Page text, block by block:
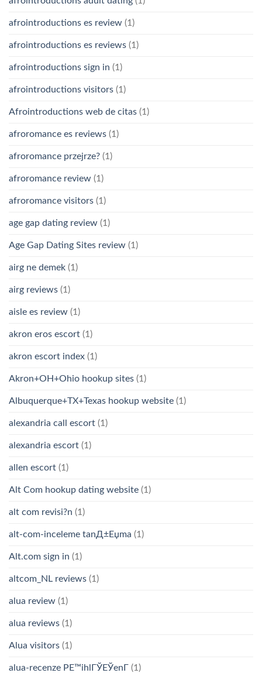
afrointroductions es review (1)
afrointroductions es reviews (1)
afrointroductions sign in (1)
afrointroductions visitors (1)
Afrointroductions web de citas (1)
afroromance es reviews (1)
afroromance przejrze? (1)
afroromance review (1)
afroromance visitors (1)
age gap dating review (1)
Age Gap Dating Sites review (1)
airg ne demek (1)
airg reviews (1)
aisle es review (1)
akron eros escort (1)
akron escort index (1)
Akron+OH+Ohio hookup sites (1)
Albuquerque+TX+Texas hookup website (1)
alexandria call escort (1)
alexandria escort (1)
allen escort (1)
Alt Com hookup dating website (1)
alt com revisi?n (1)
alt-com-inceleme tanД±Еџma (1)
Alt.com sign in (1)
altcom_NL reviews (1)
alua review (1)
alua reviews (1)
Alua visitors (1)
alua-recenze PЕ™ihlГЎЕЎenГ­ (1)